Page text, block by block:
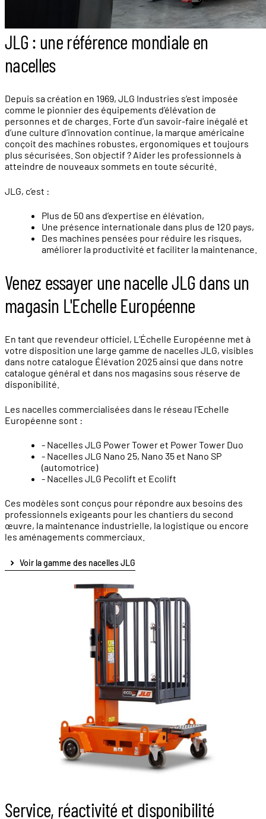
JLG : une référence mondiale en
nacelles
Depuis sa création en 1969, JLG Industries s’est imposée
comme le pionnier des équipements d’élévation de
personnes et de charges. Forte d’un savoir-faire inégalé et
d’une culture d’innovation continue, la marque américaine
conçoit des machines robustes, ergonomiques et toujours
plus sécurisées. Son objectif ? Aider les professionnels à
atteindre de nouveaux sommets en toute sécurité.
JLG, c’est :
Plus de 50 ans d’expertise en élévation,
Une présence internationale dans plus de 120 pays,
Des machines pensées pour réduire les risques,
améliorer la productivité et faciliter la maintenance.​​​​​​​​​​​​​​
Venez essayer une nacelle JLG dans un
magasin L'Echelle Européenne
En tant que revendeur officiel, L’Échelle Européenne met à
votre disposition une large gamme de nacelles JLG, visibles
dans notre catalogue Élévation 2025 ainsi que dans notre
catalogue général et dans nos magasins sous réserve de
disponibilité.
Les nacelles commercialisées dans le réseau l'Echelle
Européenne sont :
- Nacelles JLG Power Tower et Power Tower Duo
- Nacelles JLG Nano 25, Nano 35 et Nano SP
(automotrice)
- Nacelles JLG Pecolift et Ecolift
Ces modèles sont conçus pour répondre aux besoins des
professionnels exigeants pour les chantiers du second
œuvre, la maintenance industrielle, la logistique ou encore
les aménagements commerciaux.
Voir la gamme des nacelles JLG
Service, réactivité et disponibilité